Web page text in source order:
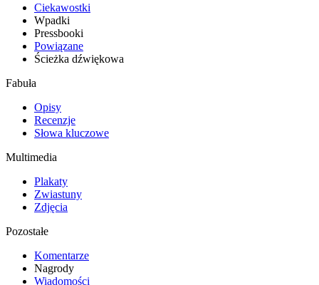
Ciekawostki
Wpadki
Pressbooki
Powiązane
Ścieżka dźwiękowa
Fabuła
Opisy
Recenzje
Słowa kluczowe
Multimedia
Plakaty
Zwiastuny
Zdjęcia
Pozostałe
Komentarze
Nagrody
Wiadomości